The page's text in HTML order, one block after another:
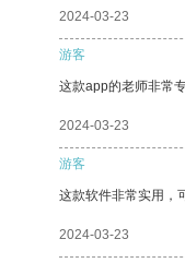
2024-03-23
游客
这款app的老师非常
2024-03-23
游客
这款软件非常实用，
2024-03-23